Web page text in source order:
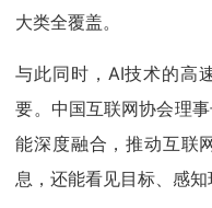
大类全覆盖。
与此同时，AI技术的高
要。中国互联网协会理
能深度融合，推动互联
息，还能看见目标、感知